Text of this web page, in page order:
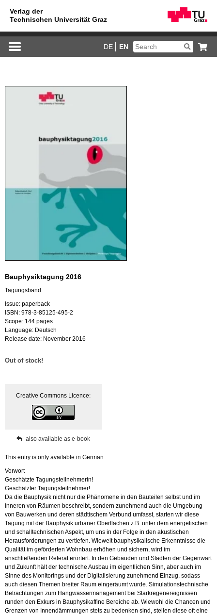
DE EN
Bauphysiktagung 2016
Tagungsband
Issue: paperback
ISBN: 978-3-85125-495-2
Scope: 144 pages
Language: Deutsch
Release date: November 2016
Out of stock!
Creative Commons Licence:
also available as e-book
This entry is only available in German
Vorwort
Geschätzte Tagungsteilnehmerin!
Geschätzter Tagungsteilnehmer!
Da die Bauphysik nicht nur die Phänomene in den Bauteilen selbst und im
Inneren von Räumen beschreibt, sondern zunehmend auch die Umgebung
von Bauwerken und deren städtischem Verbund umfasst, starten wir diese
Tagung mit der Bauphysik urbaner Oberflächen z.B. unter dem energetischen
und schalltechnischen Aspekt, um uns in der Folge in den akustischen
Herausforderungen zu vertiefen. Wieweit bauphysikalische Erkenntnisse die
Qualität im geförderten Wohnbau erhöhen und sichern, wird im
anschließenden Referat erörtert. In den Gebäuden und Städten der Gegenwart
und Zukunft hält der technische Ausbau im eigentlichen Sinn, aber auch im
Sinne des Monitorings und der Digitalisierung zunehmend Einzug, sodass
auch diesen Themen breiter Raum eingeräumt wurde. Simulationstechnische
Betrachtungen zum Hangwassermanagement bei Starkregenereignissen
runden den Exkurs in Bauphysikaffine Bereiche ab. Wiewohl die Chancen und
Grenzen von Innendämmungen stets zu bedenken sind, stellen diese oft eine